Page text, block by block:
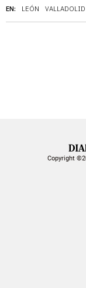
EN: LEÓN VALLADOLID
Copyright